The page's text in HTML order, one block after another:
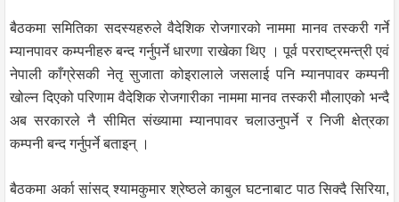
बैठकमा समितिका सदस्यहरुले वैदेशिक रोजगारको नाममा मानव तस्करी गर्ने
म्यानपावर कम्पनीहरु बन्द गर्नुपर्ने धारणा राखेका थिए । पूर्व परराष्ट्रमन्त्री एवं
नेपाली काँग्रेसकी नेतृ सुजाता कोइरालाले जसलाई पनि म्यानपावर कम्पनी
खोल्न दिएको परिणाम वैदेशिक रोजगारीका नाममा मानव तस्करी मौलाएको भन्दै
अब सरकारले नै सीमित संख्यामा म्यानपावर चलाउनुपर्ने र निजी क्षेत्रका
कम्पनी बन्द गर्नुपर्ने बताइन् ।
बैठकमा अर्का सांसद् श्यामकुमार श्रेष्ठले काबुल घटनाबाट पाठ सिक्दै सिरिया,